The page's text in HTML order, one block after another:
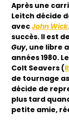
Après une
Leitch décide
avecJohn Wick
succès. Il est
Guy, une libre
années 1980.
Colt Seavers (
de tournage
décide de
plus tard
petite amie,